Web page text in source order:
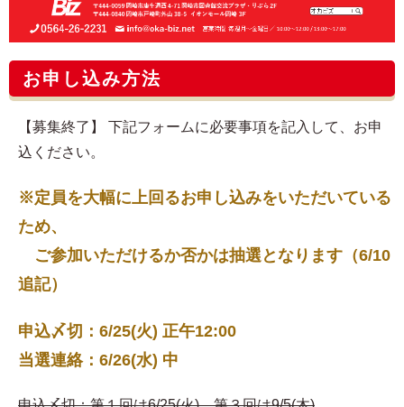
お申し込み方法
【募集終了】 下記フォームに必要事項を記入して、お申
込ください。
※定員を大幅に上回るお申し込みをいただいている
ため、
ご参加いただけるか否かは抽選となります（6/10
追記）
申込〆切：6/25(火) 正午12:00
当選連絡：6/26(水) 中